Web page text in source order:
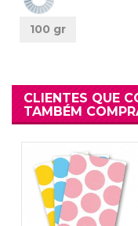
100 gr
CLIENTES QUE
TAMBÉM